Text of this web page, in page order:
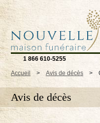
1 866 610-5255
Accueil > Avis de décès >
Avis de décès